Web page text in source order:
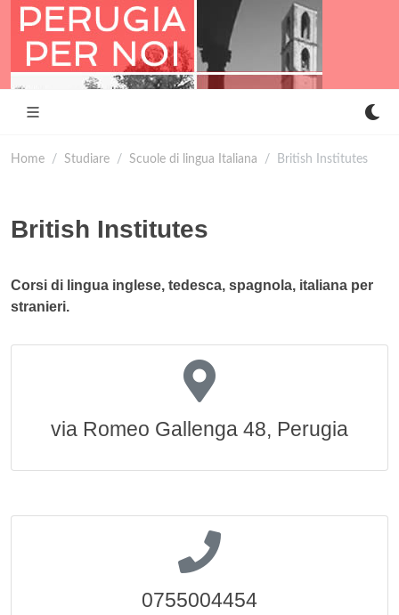
Home Studiare Scuole di lingua Italiana British Institutes
British Institutes
Corsi di lingua inglese, tedesca, spagnola, italiana per
stranieri.
via Romeo Gallenga 48, Perugia
0755004454